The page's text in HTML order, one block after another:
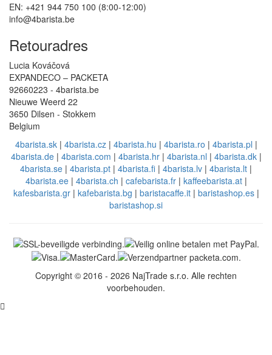
EN: +421 944 750 100 (8:00-12:00)
info@4barista.be
Retouradres
Lucia Kováčová
EXPANDECO – PACKETA
92660223 - 4barista.be
Nieuwe Weerd 22
3650 Dilsen - Stokkem
Belgium
4barista.sk| 4barista.cz| 4barista.hu | 4barista.ro | 4barista.pl |
4barista.de| 4barista.com | 4barista.hr| 4barista.nl | 4barista.dk|
4barista.se | 4barista.pt | 4barista.fi | 4barista.lv | 4barista.lt |
4barista.ee| 4barista.ch | cafebarista.fr| kaffeebarista.at|
kafesbarista.gr| kafebarista.bg | baristacaffe.it| baristashop.es|
baristashop.si
Copyright © 2016 - 2026 NajTrade s.r.o. Alle rechten
voorbehouden.